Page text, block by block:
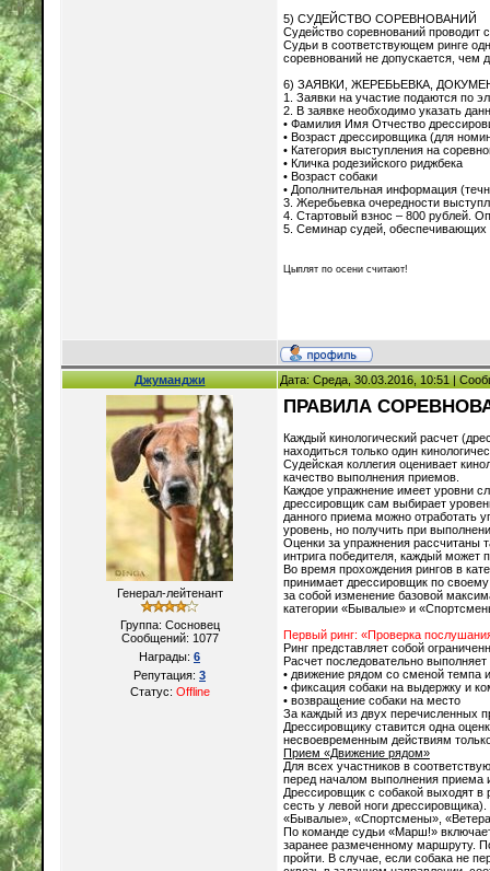
5) СУДЕЙСТВО СОРЕВНОВАНИЙ
Судейство соревнований проводит
Судьи в соответствующем ринге
соревнований не допускается, чем
6) ЗАЯВКИ, ЖЕРЕБЬЕВКА,
1. Заявки на участие подаются по
2. В заявке необходимо указать
• Фамилия Имя Отчество
• Возраст дрессировщика (для
• Категория выступления на
• Кличка родезийского риджбека
• Возраст собаки
• Дополнительная информация
3. Жеребьевка очередности
4. Стартовый взнос – 800 рублей.
5. Семинар судей, обеспечивающих
Цыплят по осени считают!
Джуманджи Дата: Среда, 30.03.2016, 10:51 |
Генерал-лейтенант
Группа: Сосновец
Сообщений: 1077
Награды: 6
Репутация: 3
Статус: Offline
ПРАВИЛА
Каждый кинологический расчет
находиться только один
Судейская коллегия оценивает
качество выполнения приемов.
Каждое упражнение имеет уровни
дрессировщик сам выбирает
данного приема можно отработать
уровень, но получить при
Оценки за упражнения рассчитаны
интрига победителя, каждый
Во время прохождения рингов в
принимает дрессировщик по
за собой изменение базовой
категории «Бывалые» и
Первый ринг: «Проверка
Ринг представляет собой
Расчет последовательно
• движение рядом со сменой темпа
• фиксация собаки на выдержку и
• возвращение собаки на место
За каждый из двух перечисленных
Дрессировщику ставится одна
несвоевременным действиям
Прием «Движение рядом»
Для всех участников в
перед началом выполнения приема
Дрессировщик с собакой выходят в
сесть у левой ноги
«Бывалые», «Спортсмены»,
По команде судьи «Марш!»
заранее размеченному маршруту.
пройти. В случае, если собака не